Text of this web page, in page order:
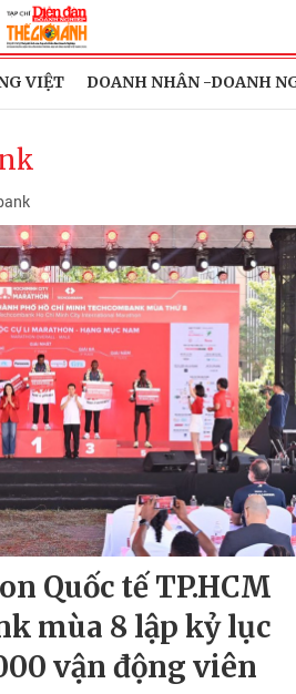
VIỆT DOANH NHÂN -DOANH
Quốc tế TP.HCM
mùa 8 lập kỷ lục
vận động viên